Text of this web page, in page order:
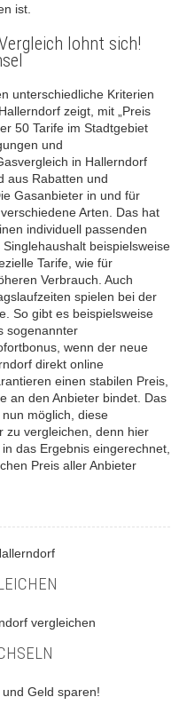
ist.
lohnt sich!
unterschiedliche Kriterien
zeigt, mit „Preis
50 Tarife im Stadtgebiet
und
in Hallerndorf
aus Rabatten und
Gasanbieter in und für
Arten. Das hat
individuell passenden
beispielsweise
Tarife, wie für
Verbrauch. Auch
spielen bei der
So gibt es beispielsweise
sogenannter
wenn der neue
direkt online
einen stabilen Preis,
an den Anbieter bindet. Das
möglich, diese
zu vergleichen, denn hier
das Ergebnis eingerechnet,
Preis aller Anbieter